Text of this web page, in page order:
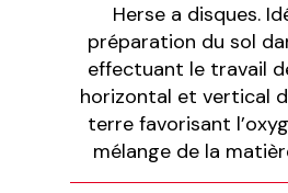
Herse a disques.
préparation du sol
effectuant le travail
horizontal et vertical
terre favorisant
mélange de la